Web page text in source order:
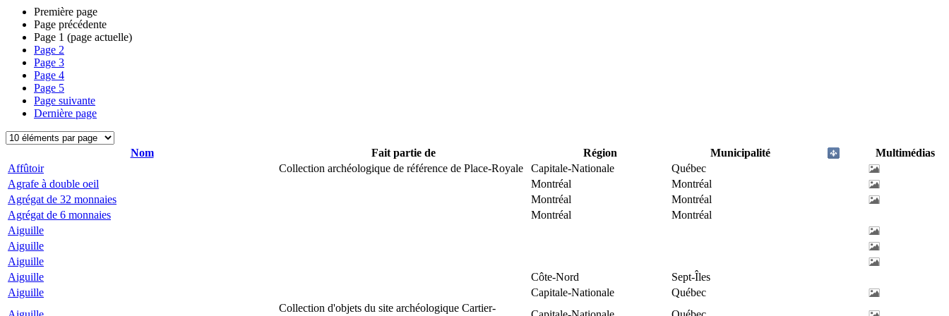
Première page
Page précédente
Page 1 (page actuelle)
Page 2
Page 3
Page 4
Page 5
Page suivante
Dernière page
Nom Fait partie de Région Municipalité
Multimédias
Affûtoir
Collection archéologique de référence de Place-Royale Capitale-Nationale
Québec
Agrafe à double oeil
Montréal
Montréal
Agrégat de 32 monnaies
Montréal
Montréal
Agrégat de 6 monnaies
Montréal
Montréal
Aiguille
Aiguille
Aiguille
Aiguille
Côte-Nord
Sept-Îles
Aiguille
Capitale-Nationale
Québec
Collection d'objets du site archéologique Cartier-